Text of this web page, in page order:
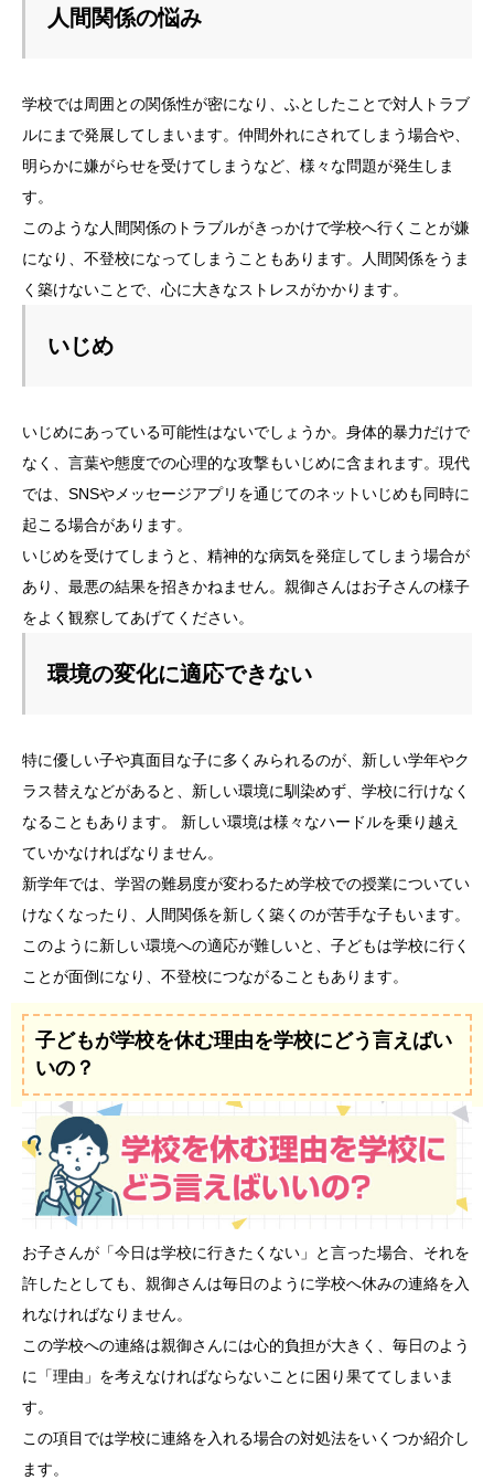
人間関係の悩み
学校では周囲との関係性が密になり、ふとしたことで対人トラブ
ルにまで発展してしまいます。仲間外れにされてしまう場合や、
明らかに嫌がらせを受けてしまうなど、様々な問題が発生しま
す。
このような人間関係のトラブルがきっかけで学校へ行くことが嫌
になり、不登校になってしまうこともあります。人間関係をうま
く築けないことで、心に大きなストレスがかかります。
いじめ
いじめにあっている可能性はないでしょうか。身体的暴力だけで
なく、言葉や態度での心理的な攻撃もいじめに含まれます。現代
では、SNSやメッセージアプリを通じてのネットいじめも同時に
起こる場合があります。
いじめを受けてしまうと、精神的な病気を発症してしまう場合が
あり、最悪の結果を招きかねません。親御さんはお子さんの様子
をよく観察してあげてください。
環境の変化に適応できない
特に優しい子や真面目な子に多くみられるのが、新しい学年やク
ラス替えなどがあると、新しい環境に馴染めず、学校に行けなく
なることもあります。 新しい環境は様々なハードルを乗り越え
ていかなければなりません。
新学年では、学習の難易度が変わるため学校での授業についてい
けなくなったり、人間関係を新しく築くのが苦手な子もいます。
このように新しい環境への適応が難しいと、子どもは学校に行く
ことが面倒になり、不登校につながることもあります。
子どもが学校を休む理由を学校にどう言えばい
いの？
お子さんが「今日は学校に行きたくない」と言った場合、それを
許したとしても、親御さんは毎日のように学校へ休みの連絡を入
れなければなりません。
この学校への連絡は親御さんには心的負担が大きく、毎日のよう
に「理由」を考えなければならないことに困り果ててしまいま
す。
この項目では学校に連絡を入れる場合の対処法をいくつか紹介し
ます。